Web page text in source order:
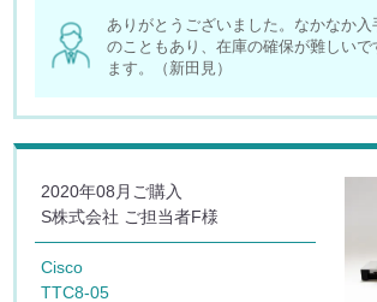
ありがとうございました。なかなか入
のこともあり、在庫の確保が難しいで
ます。（新田見）
2020年08月ご購入
S株式会社 ご担当者F様
Cisco
TTC8-05